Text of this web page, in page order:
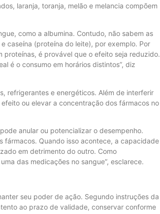
laranja, toranja, melão e melancia compõem
como a albumina. Contudo, não sabem as
caseína (proteína do leite), por exemplo. Por
proteínas, é provável que o efeito seja reduzido.
é o consumo em horários distintos”, diz
refrigerantes e energéticos. Além de interferir
ou elevar a concentração dos fármacos no
anular ou potencializar o desempenho.
fármacos. Quando isso acontece, a capacidade
em detrimento do outro. Como
das medicações no sangue”, esclarece.
seu poder de ação. Segundo instruções da
ao prazo de validade, conservar conforme